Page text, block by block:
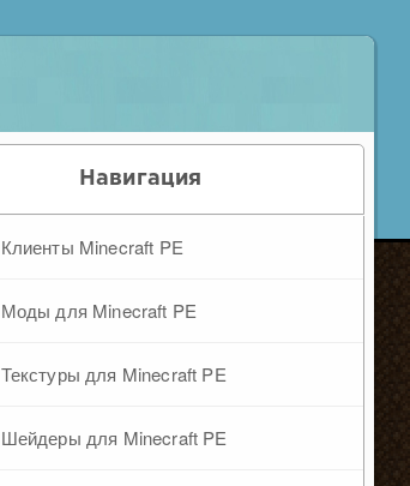
Навигация
Клиенты Minecraft PE
Моды для Minecraft PE
Текстуры для Minecraft PE
Шейдеры для Minecraft PE